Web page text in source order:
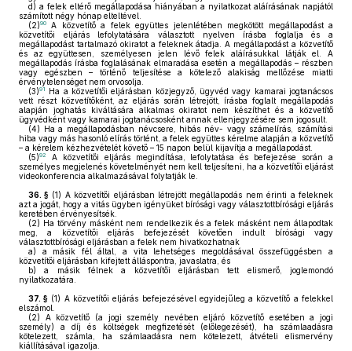
d) a felek eltérő megállapodása hiányában a nyilatkozat aláírásának napjától
számított négy hónap elteltével.
(2)90
A közvetítő a felek együttes jelenlétében megkötött megállapodást a
közvetítői eljárás lefolytatására választott nyelven írásba foglalja és a
megállapodást tartalmazó okiratot a feleknek átadja. A megállapodást a közvetítő
és az együttesen, személyesen jelen lévő felek aláírásukkal látják el. A
megállapodás írásba foglalásának elmaradása esetén a megállapodás – részben
vagy egészben – történő teljesítése a kötelező alakiság mellőzése miatti
érvénytelenséget nem orvosolja.
(3)91
Ha a közvetítői eljárásban közjegyző, ügyvéd vagy kamarai jogtanácsos
vett részt közvetítőként, az eljárás során létrejött, írásba foglalt megállapodás
alapján joghatás kiváltására alkalmas okiratot nem készíthet és a közvetítő
ügyvédként vagy kamarai jogtanácsosként annak ellenjegyzésére sem jogosult.
(4) Ha a megállapodásban névcsere, hibás név- vagy számelírás, számítási
hiba vagy más hasonló elírás történt, a felek együttes kérelme alapján a közvetítő
– a kérelem kézhezvételét követő – 15 napon belül kijavítja a megállapodást.
(5)92
A közvetítői eljárás megindítása, lefolytatása és befejezése során a
személyes megjelenés követelményét nem kell teljesíteni, ha a közvetítői eljárást
videokonferencia alkalmazásával folytatják le.
36. § (1) A közvetítői eljárásban létrejött megállapodás nem érinti a feleknek
azt a jogát, hogy a vitás ügyben igényüket bírósági vagy választottbírósági eljárás
keretében érvényesítsék.
(2) Ha törvény másként nem rendelkezik és a felek másként nem állapodtak
meg, a közvetítői eljárás befejezését követően indult bírósági vagy
választottbírósági eljárásban a felek nem hivatkozhatnak
a) a másik fél által, a vita lehetséges megoldásával összefüggésben a
közvetítői eljárásban kifejtett álláspontra, javaslatra, és
b) a másik félnek a közvetítői eljárásban tett elismerő, joglemondó
nyilatkozatára.
37. § (1) A közvetítői eljárás befejezésével egyidejűleg a közvetítő a felekkel
elszámol.
(2) A közvetítő (a jogi személy nevében eljáró közvetítő esetében a jogi
személy) a díj és költségek megfizetését (előlegezését), ha számlaadásra
kötelezett, számla, ha számlaadásra nem kötelezett, átvételi elismervény
kiállításával igazolja.